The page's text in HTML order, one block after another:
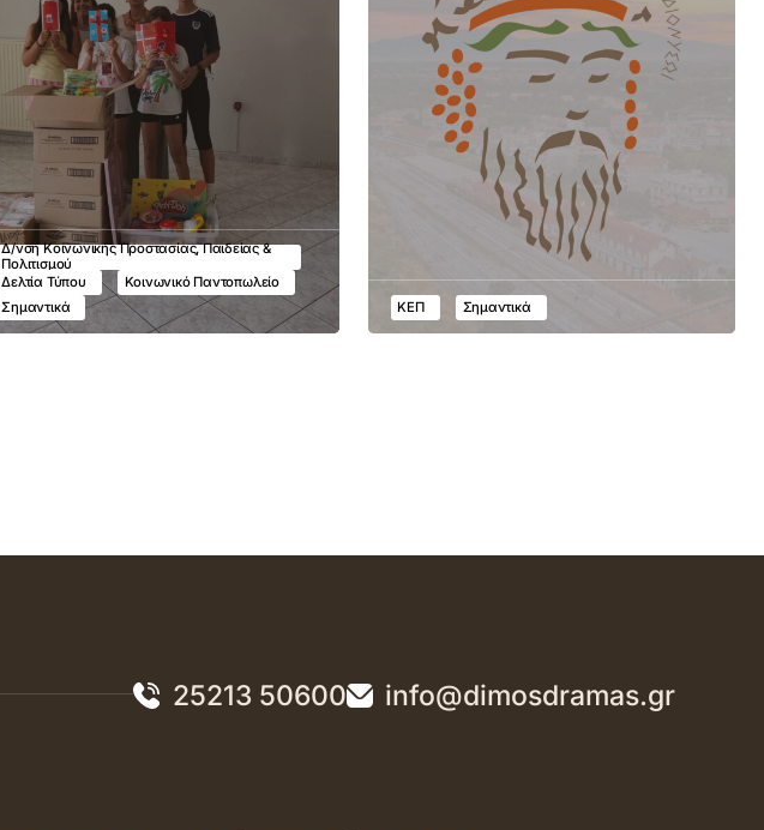
Δ/νση Κοινωνικής Προστασίας, Παιδείας &
Πολιτισμού
Δελτία Τύπου
Κοινωνικό Παντοπωλείο
Σημαντικά
ΚΕΠ Σημαντικά
25213 50600 info@dimosdramas.gr